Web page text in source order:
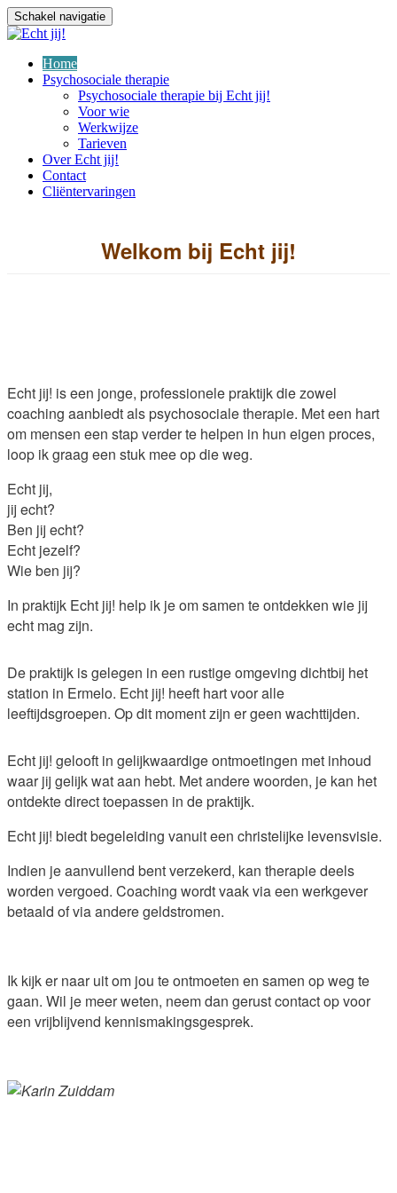
Schakel navigatie
Home
Psychosociale therapie
Psychosociale therapie bij Echt jij!
Voor wie
Werkwijze
Tarieven
Over Echt jij!
Contact
Cliëntervaringen
Welkom bij Echt jij!
Echt jij! is een jonge, professionele praktijk die zowel
coaching aanbiedt als psychosociale therapie. Met een hart
om mensen een stap verder te helpen in hun eigen proces,
loop ik graag een stuk mee op die weg.
Echt jij,
jij echt?
Ben jij echt?
Echt jezelf?
Wie ben jij?
In praktijk Echt jij! help ik je om samen te ontdekken wie jij
echt mag zijn.
De praktijk is gelegen in een rustige omgeving dichtbij het
station in Ermelo. Echt jij! heeft hart voor alle
leeftijdsgroepen. Op dit moment zijn er geen wachttijden.
Echt jij! gelooft in gelijkwaardige ontmoetingen met inhoud
waar jij gelijk wat aan hebt. Met andere woorden, je kan het
ontdekte direct toepassen in de praktijk.
Echt jij! biedt begeleiding vanuit een christelijke levensvisie.
Indien je aanvullend bent verzekerd, kan therapie deels
worden vergoed. Coaching wordt vaak via een werkgever
betaald of via andere geldstromen.
Ik kijk er naar uit om jou te ontmoeten en samen op weg te
gaan. Wil je meer weten, neem dan gerust contact op voor
een vrijblijvend kennismakingsgesprek.